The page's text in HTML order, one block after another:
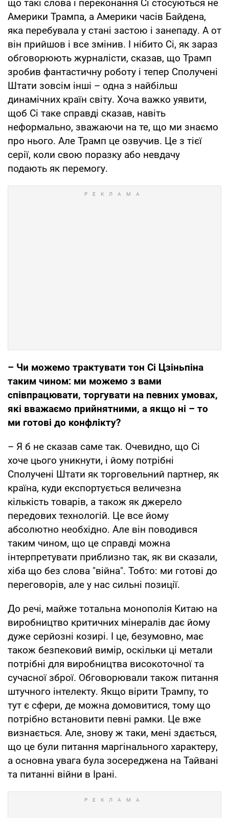
що такі слова і переконання Сі стосуються не
Америки Трампа, а Америки часів Байдена,
яка перебувала у стані застою і занепаду. А от
він прийшов і все змінив. І нібито Сі, як зараз
обговорюють журналісти, сказав, що Трамп
зробив фантастичну роботу і тепер Сполучені
Штати зовсім інші – одна з найбільш
динамічних країн світу. Хоча важко уявити,
щоб Сі таке справді сказав, навіть
неформально, зважаючи на те, що ми знаємо
про нього. Але Трамп це озвучив. Це з тієї
серії, коли свою поразку або невдачу
подають як перемогу.
– Чи можемо трактувати тон Сі Цзіньпіна
таким чином: ми можемо з вами
співпрацювати, торгувати на певних умовах,
які вважаємо прийнятними, а якщо ні – то
ми готові до конфлікту?
– Я б не сказав саме так. Очевидно, що Сі
хоче цього уникнути, і йому потрібні
Сполучені Штати як торговельний партнер, як
країна, куди експортується величезна
кількість товарів, а також як джерело
передових технологій. Це все йому
абсолютно необхідно. Але він поводився
таким чином, що це справді можна
інтерпретувати приблизно так, як ви сказали,
хіба що без слова "війна". Тобто: ми готові до
переговорів, але у нас сильні позиції.
До речі, майже тотальна монополія Китаю на
виробництво критичних мінералів дає йому
дуже серйозні козирі. І це, безумовно, має
також безпековий вимір, оскільки ці метали
потрібні для виробництва високоточної та
сучасної зброї. Обговорювали також питання
штучного інтелекту. Якщо вірити Трампу, то
тут є сфери, де можна домовитися, тому що
потрібно встановити певні рамки. Це вже
визнається. Але, знову ж таки, мені здається,
що це були питання маргінального характеру,
а основна увага була зосереджена на Тайвані
та питанні війни в Ірані.